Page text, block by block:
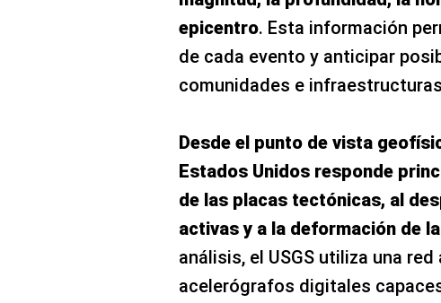
epicentro. Esta información
de cada evento y anticipar
comunidades e
Desde el punto de vista
Estados Unidos responde
de las placas tectónicas, al
activas y a la deformación de
análisis, el USGS utiliza una
acelerógrafos digitales